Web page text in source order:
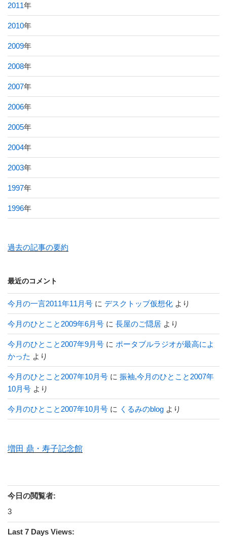
2011年
2010年
2009年
2008年
2007年
2006年
2005年
2004年
2003年
1997年
1996年
過去の記事の要約
最近のコメント
今月の一言2011年11月号 に デスクトップ仮想化 より
今月のひとこと2009年6月号 に 長屋のご隠居 より
今月のひとこと2007年9月号 に ポータブルラジオが最高によ
かった より
今月のひとこと2007年10月号 に 振袖,今月のひとこと2007年
10月号 より
今月のひとこと2007年10月号 に くるみのblog より
増田 鼎・寿子記念館
今日の閲覧者:
3
Last 7 Days Views: